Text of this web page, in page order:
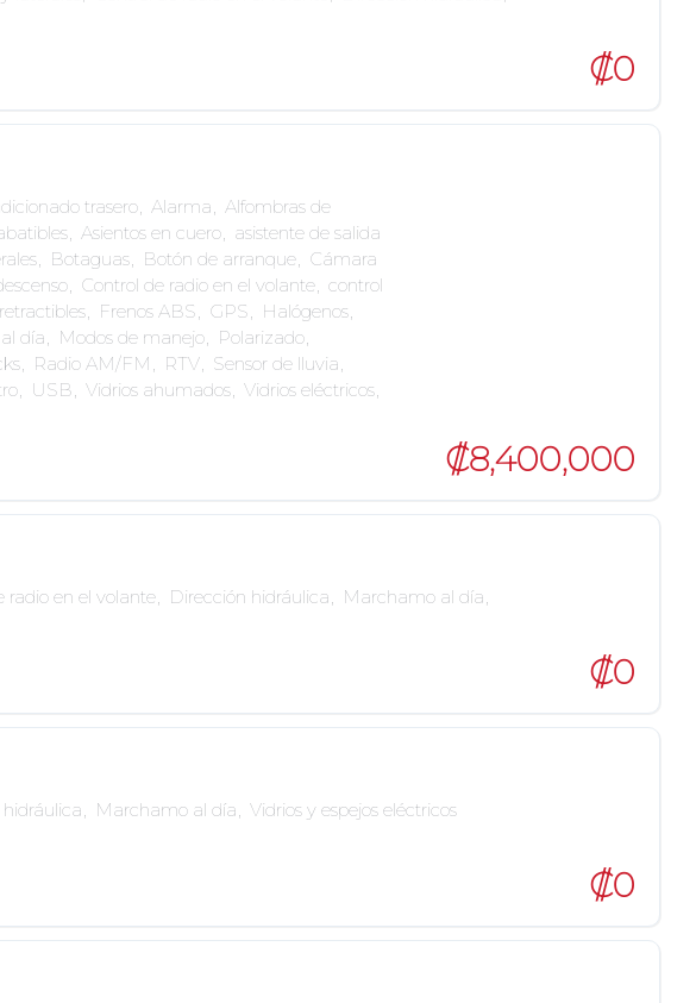
₡0
trasero, Alarma, Alfombras de
, Asientos en cuero, asistente de salida
, Botaguas, Botón de arranque, Cámara
, Control de radio en el volante, control
, Frenos ABS, GPS, Halógenos,
día, Modos de manejo, Polarizado,
, Radio AM/FM , RTV, Sensor de lluvia,
, USB, Vidrios ahumados, Vidrios eléctricos,
₡8,400,000
radio en el volante, Dirección hidráulica, Marchamo al día,
₡0
, Marchamo al día, Vidrios y espejos eléctricos
₡0